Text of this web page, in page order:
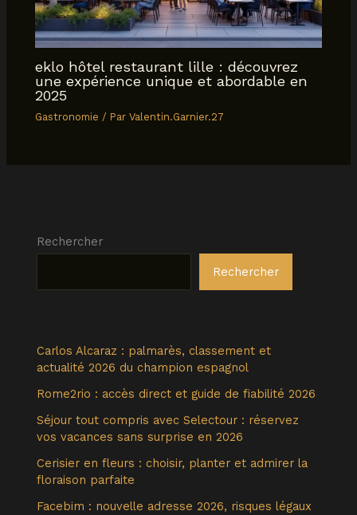
eklo hôtel restaurant lille : découvrez
une expérience unique et abordable en
2025
Gastronomie / ParValentin.Garnier.27
Rechercher
Rechercher
Carlos Alcaraz : palmarès, classement et
actualité 2026 du champion espagnol
Rome2rio : accès direct et guide de fiabilité 2026
Séjour tout compris avec Selectour : réservez
vos vacances sans surprise en 2026
Cerisier en fleurs : choisir, planter et admirer la
floraison parfaite
Facebim : nouvelle adresse 2026, risques légaux